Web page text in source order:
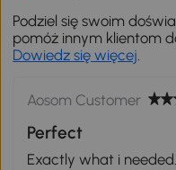
Podziel się swoim
pomóż innym klientom
Dowiedz się więcej.
Aosom Customer
Perfect
Exactly what i